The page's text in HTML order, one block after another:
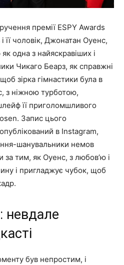
премії ESPY Awards
її чоловік, Джонатан Оуенс,
одна з найяскравіших і
Чикаго Беарз, як справжні
зірка гімнастики була в
з ніжною турботою,
її приголомшливого
Запис цього
в Instagram,
шанувальники немов
за тим, як Оуенс, з любов’ю і
і пригладжує чубок, щоб
невдале
був непростим, і